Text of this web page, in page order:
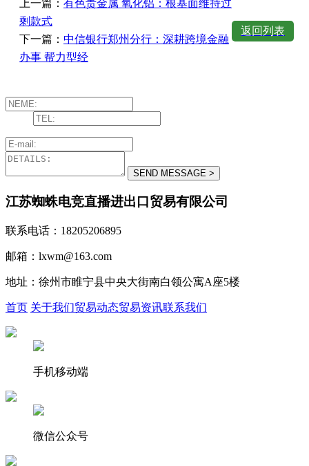
上一篇： 有色贵金属 氧化铝：根基面维持过
剩款式
下一篇： 中信银行郑州分行：深耕跨境金融
办事 帮力型经
返回列表
江苏蜘蛛电竞直播进出口贸易有限公司
联系电话：18205206895
邮箱：lxwm@163.com
地址：徐州市睢宁县中央大街南白领公寓A座5楼
首页 关于我们贸易动态贸易资讯联系我们
手机移动端
微信公众号